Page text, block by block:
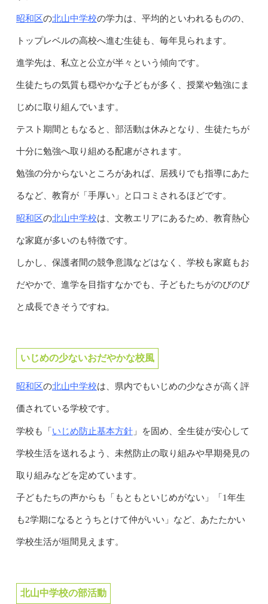
昭和区の北山中学校の学力は、平均的といわれるものの、
トップレベルの高校へ進む生徒も、毎年見られます。
進学先は、私立と公立が半々という傾向です。
生徒たちの気質も穏やかな子どもが多く、授業や勉強にま
じめに取り組んでいます。
テスト期間ともなると、部活動は休みとなり、生徒たちが
十分に勉強へ取り組める配慮がされます。
勉強の分からないところがあれば、居残りでも指導にあた
るなど、教育が「手厚い」と口コミされるほどです。
昭和区の北山中学校は、文教エリアにあるため、教育熱心
な家庭が多いのも特徴です。
しかし、保護者間の競争意識などはなく、学校も家庭もお
だやかで、進学を目指すなかでも、子どもたちがのびのび
と成長できそうですね。
いじめの少ないおだやかな校風
昭和区の北山中学校は、県内でもいじめの少なさが高く評
価されている学校です。
学校も「 いじめ防止基本方針」を固め、全生徒が安心して
学校生活を送れるよう、未然防止の取り組みや早期発見の
取り組みなどを定めています。
子どもたちの声からも「もともといじめがない」「1年生
も2学期になるとうちとけて仲がいい」など、あたたかい
学校生活が垣間見えます。
北山中学校の部活動